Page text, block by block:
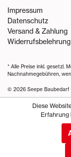
Impressum
Datenschutz
Versand & Zahlung
Widerrufsbelehrung
© 2026 Seepe Baubedarf
* Alle Preise inkl. gesetzl.
Nachnahmegebühren,
Diese
Erfahrung